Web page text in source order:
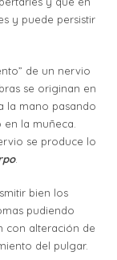
y puede persistir
de un nervio
se originan en
la mano pasando
la muñeca.
se produce lo
.
bien los
pudiendo
con alteración de
del pulgar.